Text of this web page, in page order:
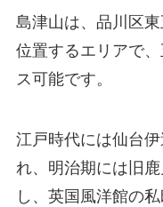
島津山は、品川区
位置するエリアで
ス可能です。
江戸時代には仙台
れ、明治期には旧
し、英国風洋館の